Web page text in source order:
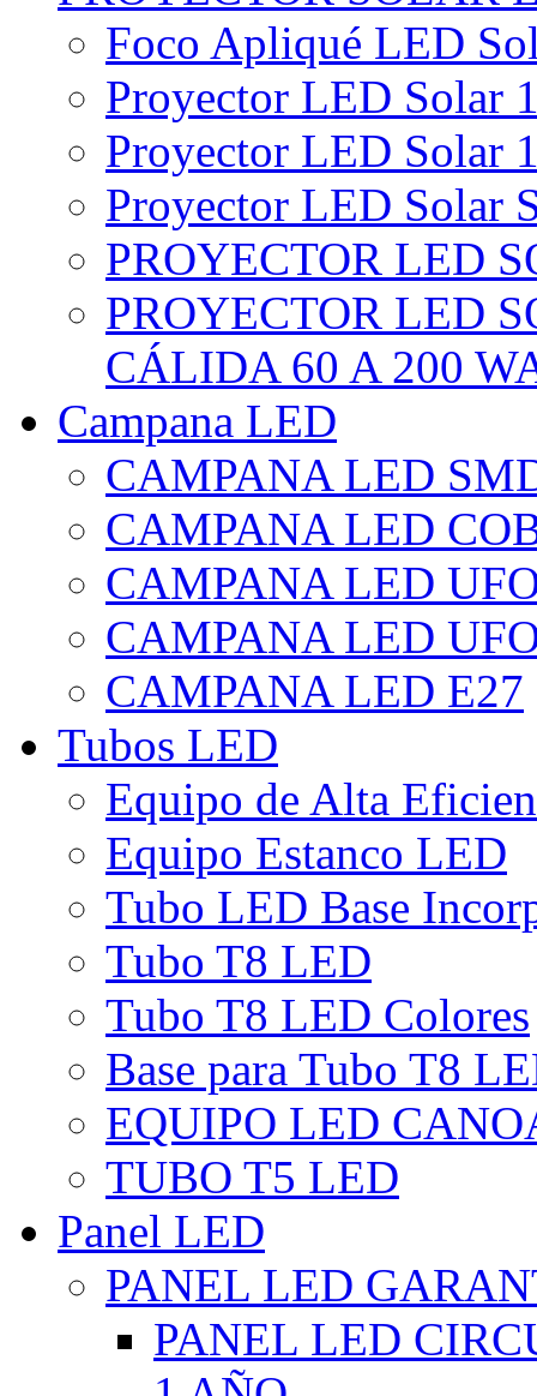
Foco Apliqué LED
Proyector LED Solar
Proyector LED Solar
Proyector LED Solar
PROYECTOR LED
PROYECTOR LED
CÁLIDA 60 A 200
Campana LED
CAMPANA LED
CAMPANA LED
CAMPANA LED
CAMPANA LED
CAMPANA LED E27
Tubos LED
Equipo de Alta
Equipo Estanco LED
Tubo LED Base
Tubo T8 LED
Tubo T8 LED Colores
Base para Tubo T8
EQUIPO LED
TUBO T5 LED
Panel LED
PANEL LED
PANEL LED